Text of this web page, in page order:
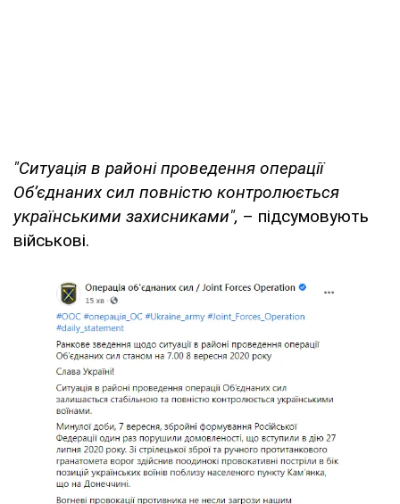
"Ситуація в районі проведення операції
Об’єднаних сил повністю контролюється
українськими захисниками", – підсумовують
військові.